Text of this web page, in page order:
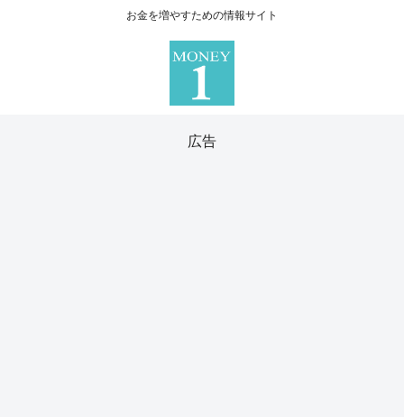
お金を増やすための情報サイト
広告